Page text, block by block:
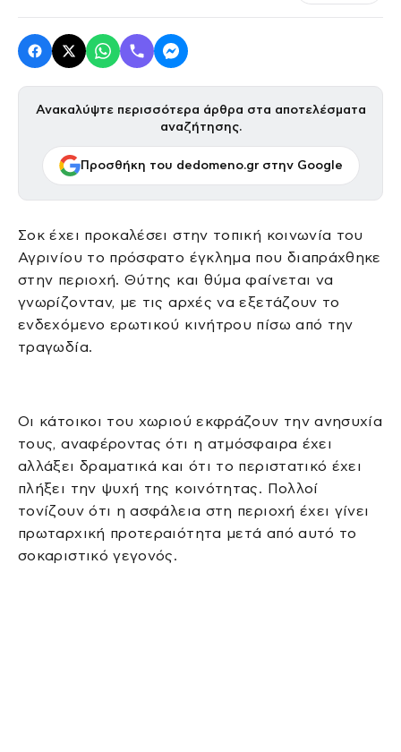
Ανακαλύψτε περισσότερα άρθρα στα αποτελέσματα
αναζήτησης.
Προσθήκη του dedomeno.gr στην Google
Σοκ έχει προκαλέσει στην τοπική κοινωνία του
Αγρινίου το πρόσφατο έγκλημα που διαπράχθηκε
στην περιοχή. Θύτης και θύμα φαίνεται να
γνωρίζονταν, με τις αρχές να εξετάζουν το
ενδεχόμενο ερωτικού κινήτρου πίσω από την
τραγωδία.
Οι κάτοικοι του χωριού εκφράζουν την ανησυχία
τους, αναφέροντας ότι η ατμόσφαιρα έχει
αλλάξει δραματικά και ότι το περιστατικό έχει
πλήξει την ψυχή της κοινότητας. Πολλοί
τονίζουν ότι η ασφάλεια στη περιοχή έχει γίνει
πρωταρχική προτεραιότητα μετά από αυτό το
σοκαριστικό γεγονός.